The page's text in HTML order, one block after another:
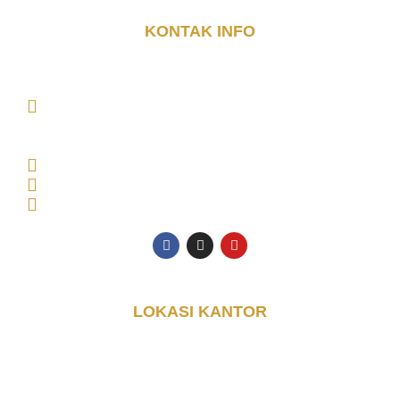
KONTAK INFO
LOKASI KANTOR